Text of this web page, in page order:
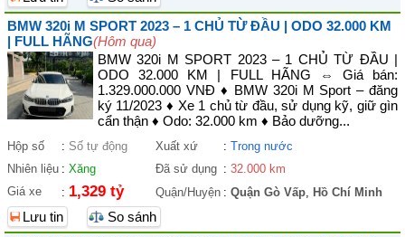
BMW 320i M SPORT 2023 – 1 CHỦ TỪ ĐẦU | ODO 32.000 KM
| FULL HÃNG(Hôm qua)
BMW 320i M SPORT 2023 – 1 CHỦ TỪ ĐẦU |
ODO 32.000 KM | FULL HÃNG ⇔ Giá bán:
1.329.000.000 VNĐ ♦ BMW 320i M Sport – đăng
ký 11/2023 ♦ Xe 1 chủ từ đầu, sử dụng kỹ, giữ gìn
cẩn thận ♦ Odo: 32.000 km ♦ Bảo dưỡng...
Hộp số : Số tự động Xuất xứ : Trong nước
Nhiên liệu : Xăng Đã sử dụng : 32.000 km
Giá xe
: 1,329 tỷ Quận/Huyện : Quận Gò Vấp, Hồ Chí Minh
Lưu tin
So sánh